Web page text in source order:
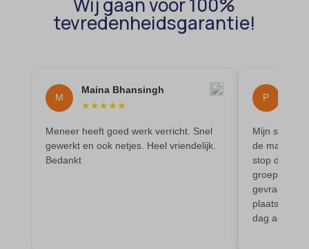
tevredenheidsgarantie!
M
Maina Bhansingh
★★★★★
Meneer heeft goed werk verricht. Snel
gewerkt en ook netjes. Heel vriendelijk.
Bedankt
P
Mijn
de
stop door.
groepen.
gevraagd of
plaatsen.
dag al. De …
twCookieConsent